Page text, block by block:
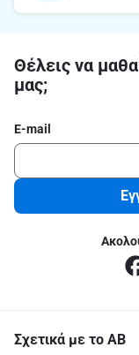
Θέλεις να
μας;
E-mail
Σχετικά με το ΑΒ